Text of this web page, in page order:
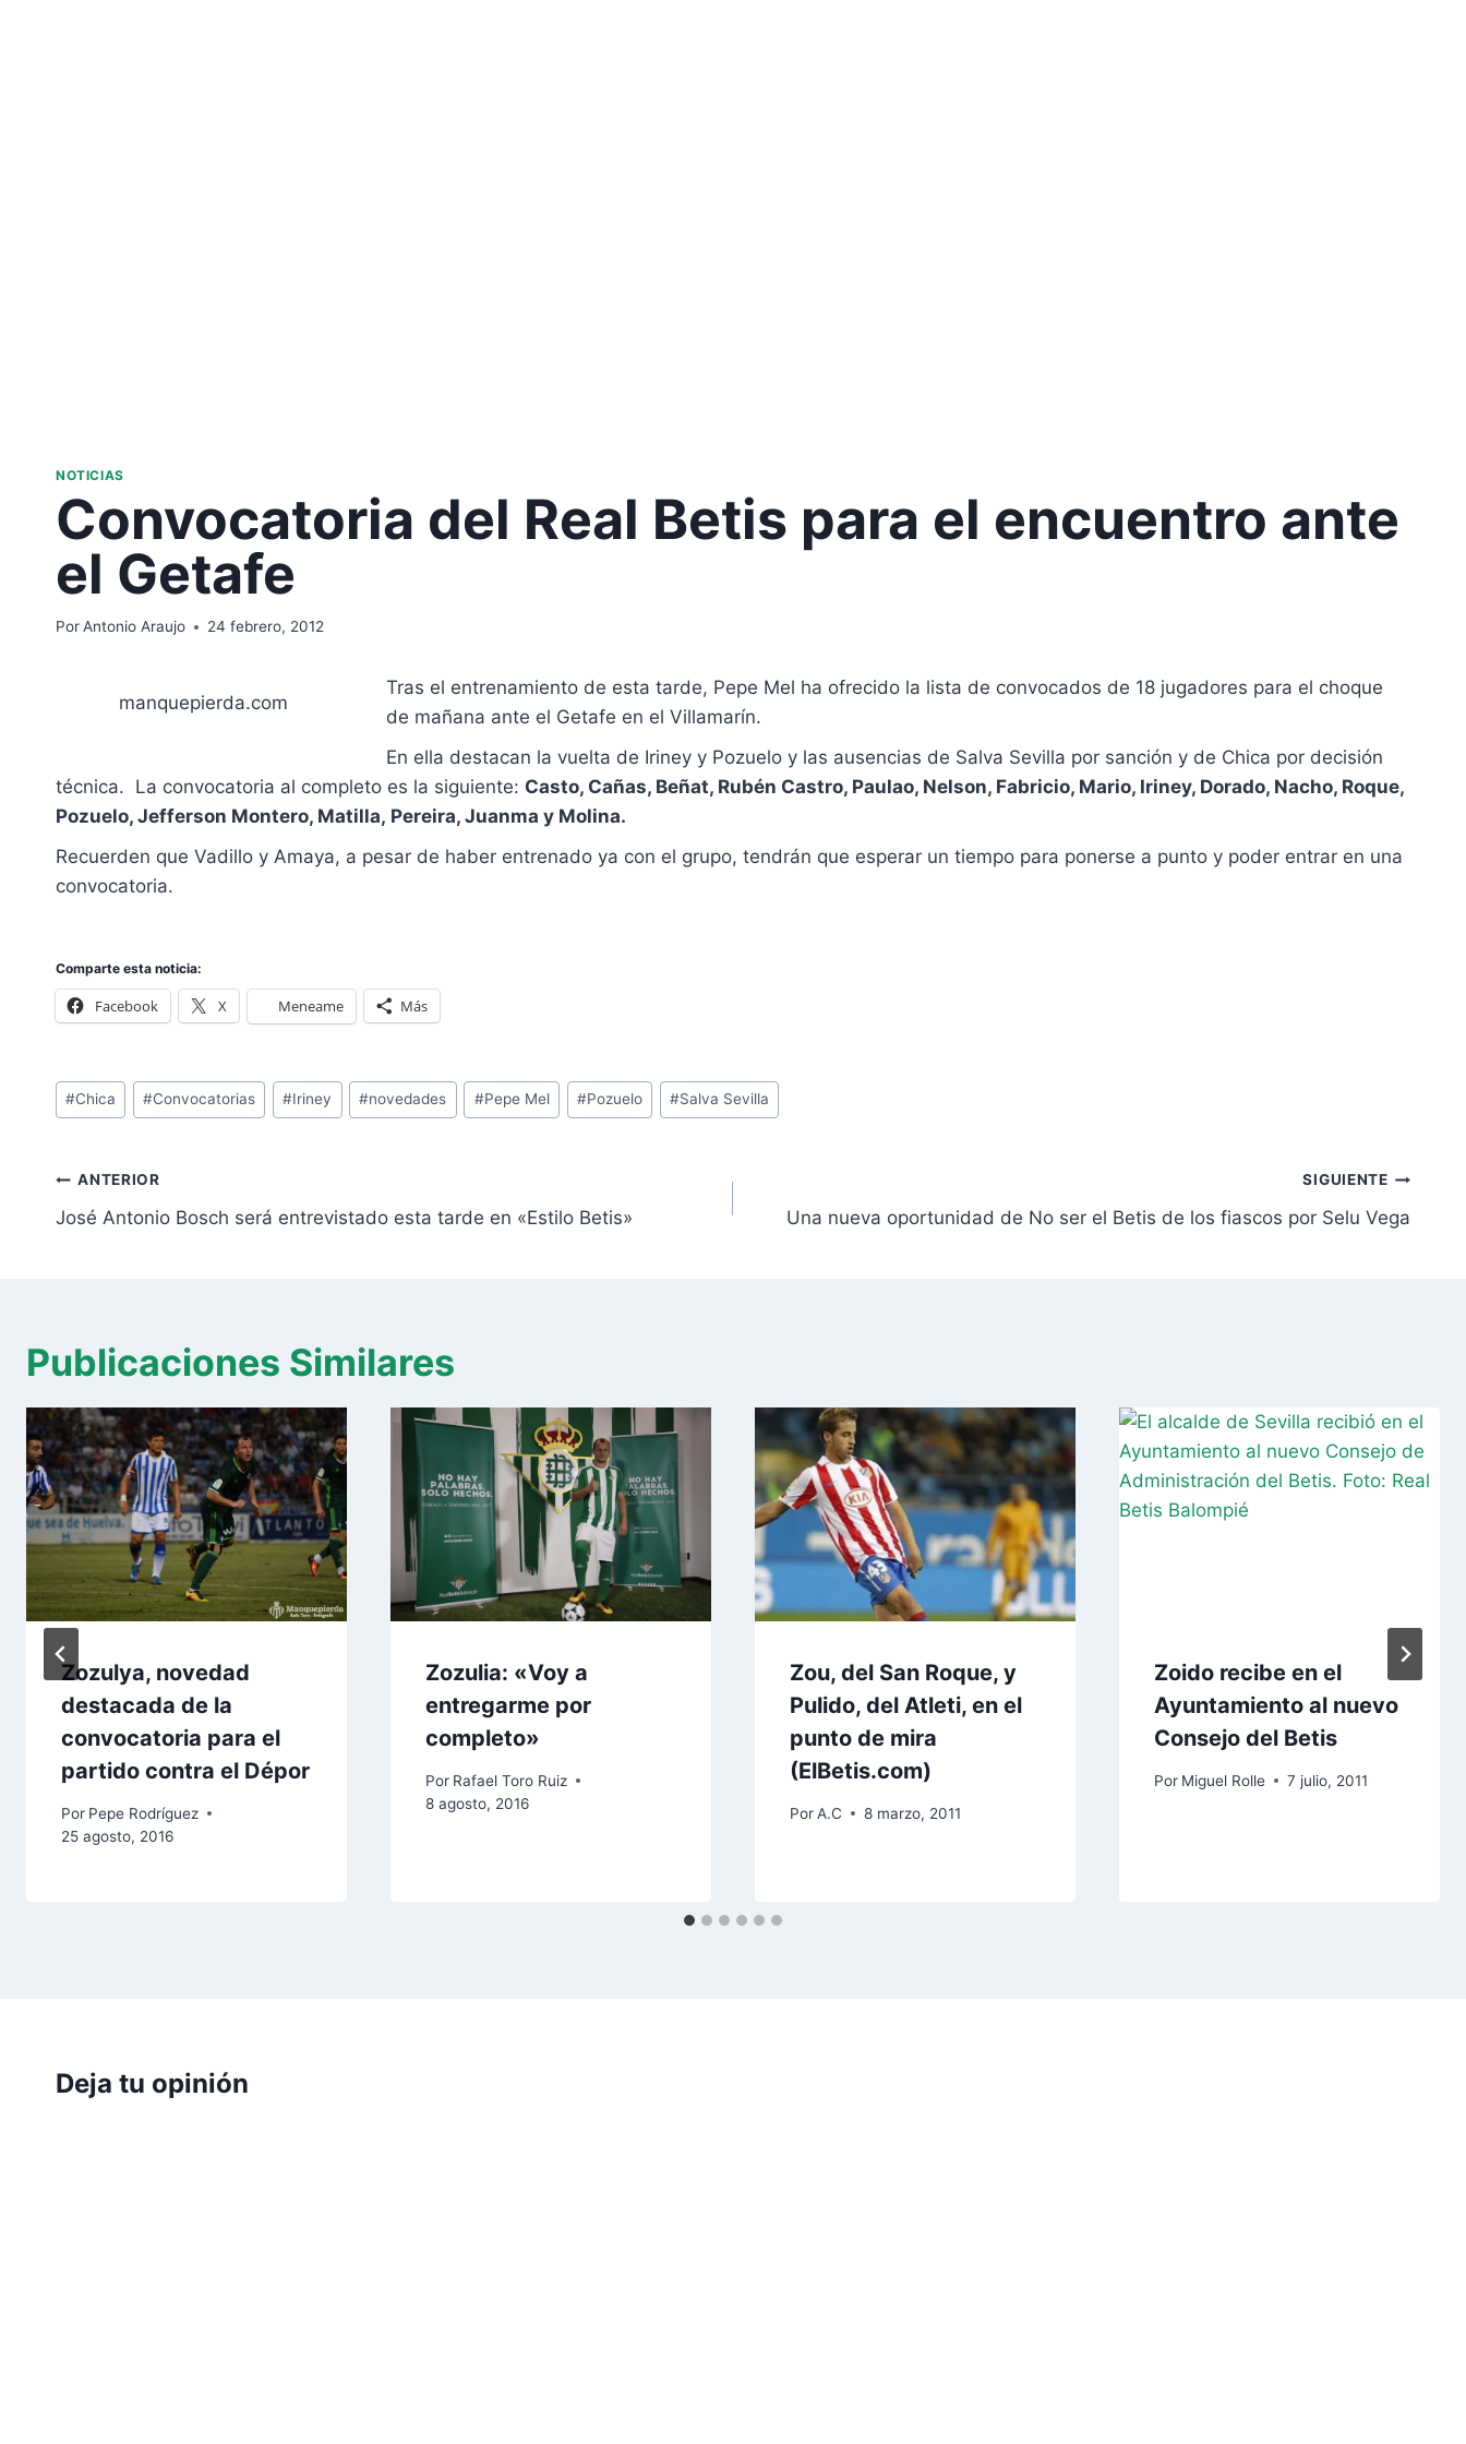
NOTICIAS
Convocatoria del Real Betis para el encuentro ante
el Getafe
PorAntonio Araujo 24 febrero, 2012
manquepierda.com
Tras el entrenamiento de esta tarde, Pepe Mel ha ofrecido la lista de convocados de 18 jugadores para el choque
de mañana ante el Getafe en el Villamarín.
En ella destacan la vuelta de Iriney y Pozuelo y las ausencias de Salva Sevilla por sanción y de Chica por decisión
técnica. La convocatoria al completo es la siguiente: Casto, Cañas, Beñat, Rubén Castro, Paulao, Nelson, Fabricio, Mario, Iriney, Dorado, Nacho, Roque,
Pozuelo, Jefferson Montero, Matilla, Pereira, Juanma y Molina.
Recuerden que Vadillo y Amaya, a pesar de haber entrenado ya con el grupo, tendrán que esperar un tiempo para ponerse a punto y poder entrar en una
convocatoria.
Comparte esta noticia:
Facebook X Meneame Más
Etiquetas
de
entrada:
#Chica #Convocatorias #Iriney #novedades #Pepe Mel #Pozuelo #Salva Sevilla
Navegación
de
ANTERIOR
José Antonio Bosch será entrevistado esta tarde en «Estilo Betis»
SIGUIENTE
Una nueva oportunidad de No ser el Betis de los fiascos por Selu Vega
Publicaciones Similares
Zozulya, novedad
destacada de la
convocatoria para el
partido contra el Dépor
Por Pepe Rodríguez
25 agosto, 2016
Zozulia: «Voy a
entregarme por
completo»
Por Rafael Toro Ruiz
8 agosto, 2016
Zou, del San Roque, y
Pulido, del Atleti, en el
punto de mira
(ElBetis.com)
PorA.C 8 marzo, 2011
Zoido recibe en el
Ayuntamiento al nuevo
Consejo del Betis
Por Miguel Rolle 7 julio, 2011
Deja tu opinión